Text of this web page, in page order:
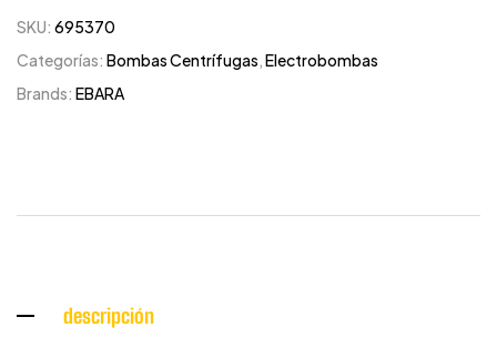
SKU: 695370
Categorías: Bombas Centrífugas,Electrobombas
Brands: EBARA
descripción